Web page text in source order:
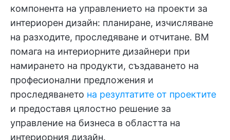
компонента на управлението на проекти за
интериорен дизайн: планиране, изчисляване
на разходите, проследяване и отчитане. BM
помага на интериорните дизайнери при
намирането на продукти, създаването на
професионални предложения и
проследяването на резултатите от проектите
и предоставя цялостно решение за
управление на бизнеса в областта на
интериорния дизайн.